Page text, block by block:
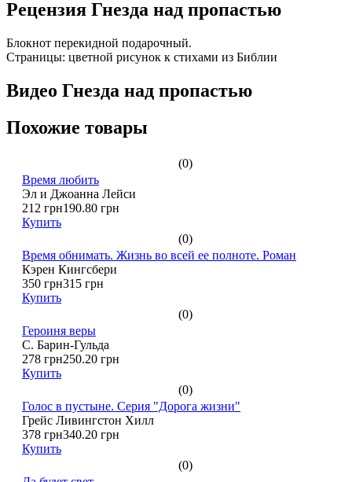
Рецензия Гнезда над пропастью
Блокнот перекидной подарочный.
Страницы: цветной рисунок к стихами из Библии
Видео Гнезда над пропастью
Похожие товары
(0)
Время любить
Эл и Джоанна Лейси
212 грн190.80 грн
Купить
(0)
Время обнимать. Жизнь во всей ее полноте. Роман
Кэрен Кингсбери
350 грн315 грн
Купить
(0)
Героиня веры
С. Барин-Гульда
278 грн250.20 грн
Купить
(0)
Голос в пустыне. Серия "Дорога жизни"
Грейс Ливингстон Хилл
378 грн340.20 грн
Купить
(0)